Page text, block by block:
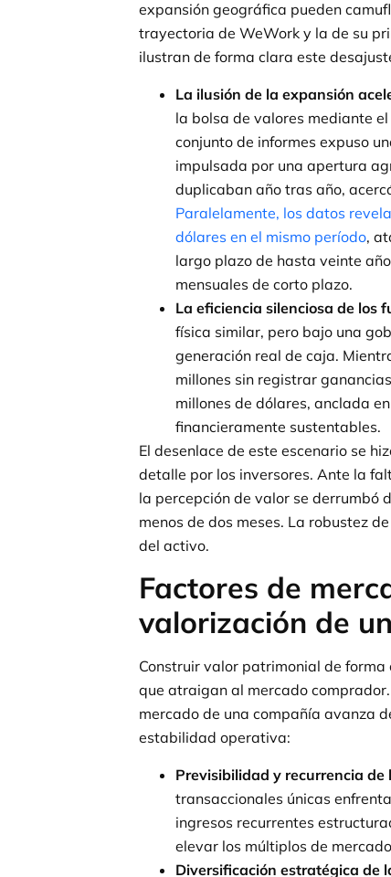
expansión geográfica pueden
trayectoria de WeWork y la de su
ilustran de forma clara este
La ilusión de la expansión
la bolsa de valores mediante
conjunto de informes expuso
impulsada por una apertura
duplicaban año tras año,
Paralelamente, los datos
dólares en el mismo período,
largo plazo de hasta veinte
mensuales de corto plazo.
La eficiencia silenciosa de los
física similar, pero bajo una
generación real de caja.
millones sin registrar
millones de dólares, anclada
financieramente sustentables.
El desenlace de este escenario se
detalle por los inversores. Ante la
la percepción de valor se derrumbó
menos de dos meses. La robustez
del activo.
Factores de
valorización de
Construir valor patrimonial de
que atraigan al mercado
mercado de una compañía avanza
estabilidad operativa:
Previsibilidad y recurrencia de
transaccionales únicas
ingresos recurrentes
elevar los múltiplos de
Diversificación estratégica de